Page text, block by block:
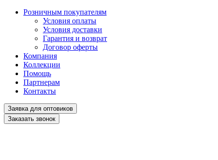
Розничным покупателям
Условия оплаты
Условия доставки
Гарантия и возврат
Договор оферты
Компания
Коллекции
Помощь
Партнерам
Контакты
Заявка для оптовиков
Заказать звонок